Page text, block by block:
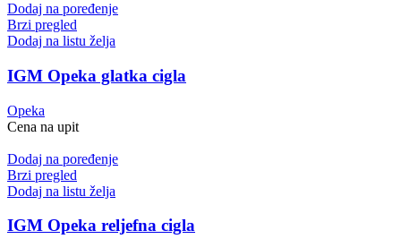
Dodaj na poređenje
Brzi pregled
Dodaj na listu želja
IGM Opeka glatka cigla
Opeka
Cena na upit
Dodaj na poređenje
Brzi pregled
Dodaj na listu želja
IGM Opeka reljefna cigla